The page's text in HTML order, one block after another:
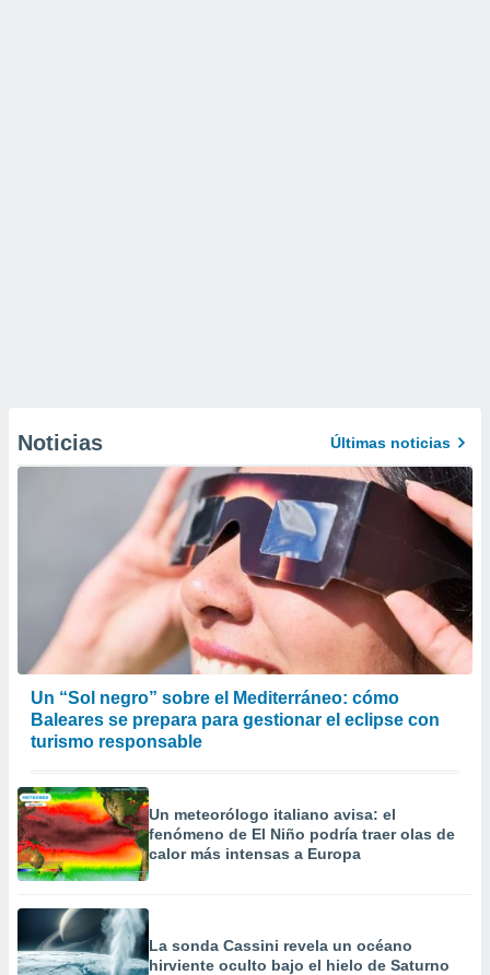
Noticias Últimas noticias
Un “Sol negro” sobre el Mediterráneo: cómo
Baleares se prepara para gestionar el eclipse con
turismo responsable
Un meteorólogo italiano avisa: el
fenómeno de El Niño podría traer olas de
calor más intensas a Europa
La sonda Cassini revela un océano
hirviente oculto bajo el hielo de Saturno